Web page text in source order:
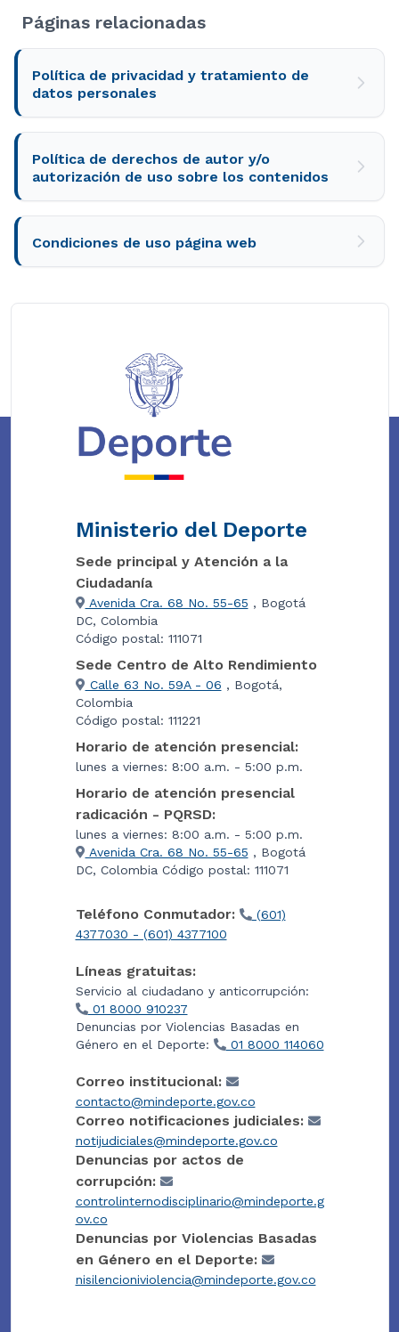
Páginas relacionadas
Política de privacidad y tratamiento de
datos personales
Política de derechos de autor y/o
autorización de uso sobre los contenidos
Condiciones de uso página web
Ministerio del Deporte
Sede principal y Atención a la
Ciudadanía
Avenida Cra. 68 No. 55-65 , Bogotá
DC, Colombia
Código postal: 111071
Sede Centro de Alto Rendimiento
Calle 63 No. 59A - 06 , Bogotá,
Colombia
Código postal: 111221
Horario de atención presencial:
lunes a viernes: 8:00 a.m. - 5:00 p.m.
Horario de atención presencial
radicación - PQRSD:
lunes a viernes: 8:00 a.m. - 5:00 p.m.
Avenida Cra. 68 No. 55-65 , Bogotá
DC, Colombia Código postal: 111071
Teléfono Conmutador:
(601)
4377030 - (601) 4377100
Líneas gratuitas:
Servicio al ciudadano y anticorrupción:
01 8000 910237
Denuncias por Violencias Basadas en
Género en el Deporte:
01 8000 114060
Correo institucional:
contacto@mindeporte.gov.co
Correo notificaciones judiciales:
notijudiciales@mindeporte.gov.co
Denuncias por actos de
corrupción:
controlinternodisciplinario@mindeporte.g
ov.co
Denuncias por Violencias Basadas
en Género en el Deporte:
nisilencioniviolencia@mindeporte.gov.co